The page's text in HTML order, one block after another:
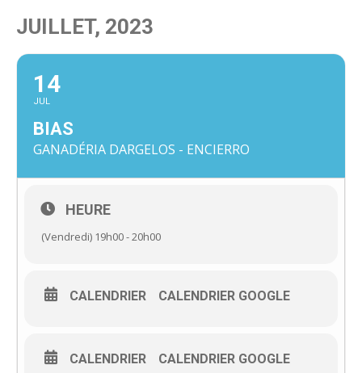
JUILLET, 2023
14
JUL
BIAS
GANADÉRIA DARGELOS - ENCIERRO
HEURE
(Vendredi) 19h00 - 20h00
CALENDRIER CALENDRIER GOOGLE
CALENDRIER CALENDRIER GOOGLE